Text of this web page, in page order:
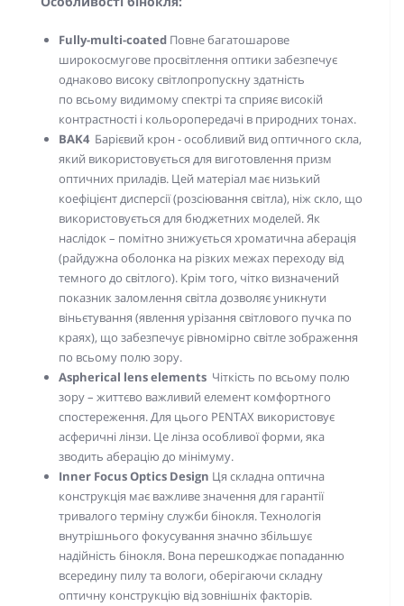
Fully-multi-coated Повне багатошарове
широкосмугове просвітлення оптики забезпечує
однаково високу світлопропускну здатність
по всьому видимому спектрі та сприяє високій
контрастності і кольоропередачі в природних тонах.
BAK4 Барієвий крон - особливий вид оптичного скла,
який використовується для виготовлення призм
оптичних приладів. Цей матеріал має низький
коефіцієнт дисперсії (розсіювання світла), ніж скло, що
використовується для бюджетних моделей. Як
наслідок – помітно знижується хроматична аберація
(райдужна оболонка на різких межах переходу від
темного до світлого). Крім того, чітко визначений
показник заломлення світла дозволяє уникнути
віньєтування (явлення урізання світлового пучка по
краях), що забезпечує рівномірно світле зображення
по всьому полю зору.
Aspherical lens elements Чіткість по всьому полю
зору – життєво важливий елемент комфортного
спостереження. Для цього PENTAX використовує
асферичні лінзи. Це лінза особливої форми, яка
зводить аберацію до мінімуму.
Inner Focus Optics Design Ця складна оптична
конструкція має важливе значення для гарантії
тривалого терміну служби бінокля. Технологія
внутрішнього фокусування значно збільшує
надійність бінокля. Вона перешкоджає попаданню
всередину пилу та вологи, оберігаючи складну
оптичну конструкцію від зовнішніх факторів.